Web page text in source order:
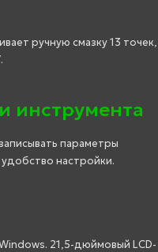
ручную смазку 13 точек,
инструмента
параметры
настройки.
21,5-дюймовый LCD-